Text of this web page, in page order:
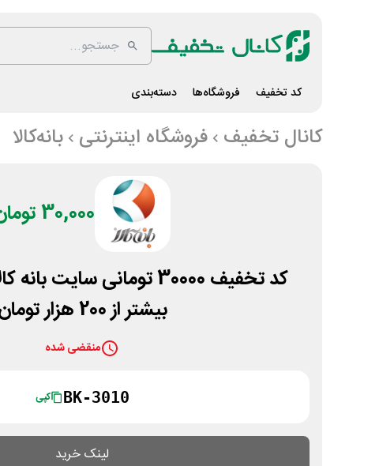
کد تخفیف فروشگاه‌ها دسته‌بندی
کانال تخفیف فروشگاه اینترنتی بانه‌کالا
30,000 تومان
کد تخفیف 30000 تومانی
بیشتر از 200 هزار تومان
منقضی شده
BK-3010 کپی
لینک خرید